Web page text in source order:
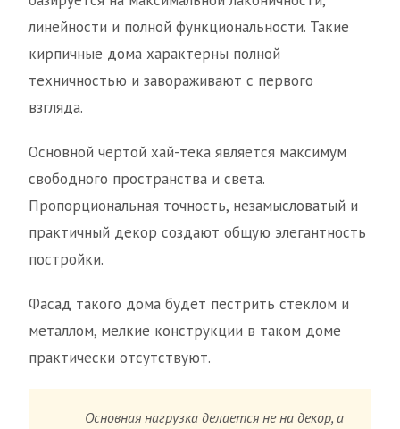
линейности и полной функциональности. Такие
кирпичные дома характерны полной
техничностью и завораживают с первого
взгляда.
Основной чертой хай-тека является максимум
свободного пространства и света.
Пропорциональная точность, незамысловатый и
практичный декор создают общую элегантность
постройки.
Фасад такого дома будет пестрить стеклом и
металлом, мелкие конструкции в таком доме
практически отсутствуют.
Основная нагрузка делается не на декор, а